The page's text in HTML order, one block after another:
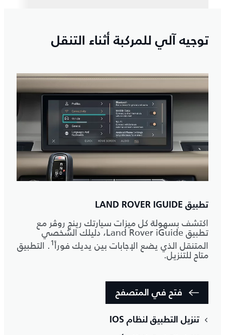
توجيه آلي للمركبة أثناء التنقل
تطبيق LAND ROVER IGUIDE
اكتشف بسهولة كل ميزات سيارتك رينج روڤر مع
تطبيق Land Rover iGuide، دليلك الشخصي
المتنقل الذي يضع الإجابات بين يديك فوراً1. التطبيق
متاح للتنزيل.
فتح في المتصفح
تنزيل التطبيق لنظام IOS